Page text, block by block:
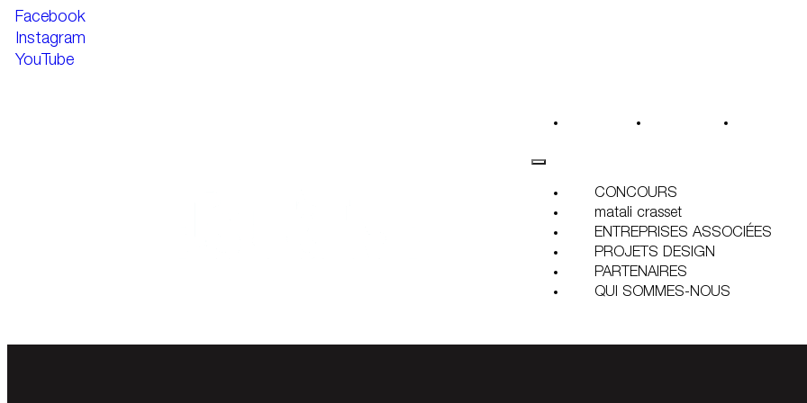
Facebook
Instagram
YouTube
CONCOURS matali crasset
CONCOURS
matali crasset
ENTREPRISES ASSOCIÉES
PROJETS DESIGN
PARTENAIRES
QUI SOMMES-NOUS